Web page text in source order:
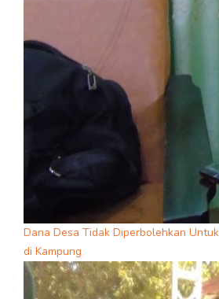
Dana Desa Tidak Diperbolehkan
di Kampung